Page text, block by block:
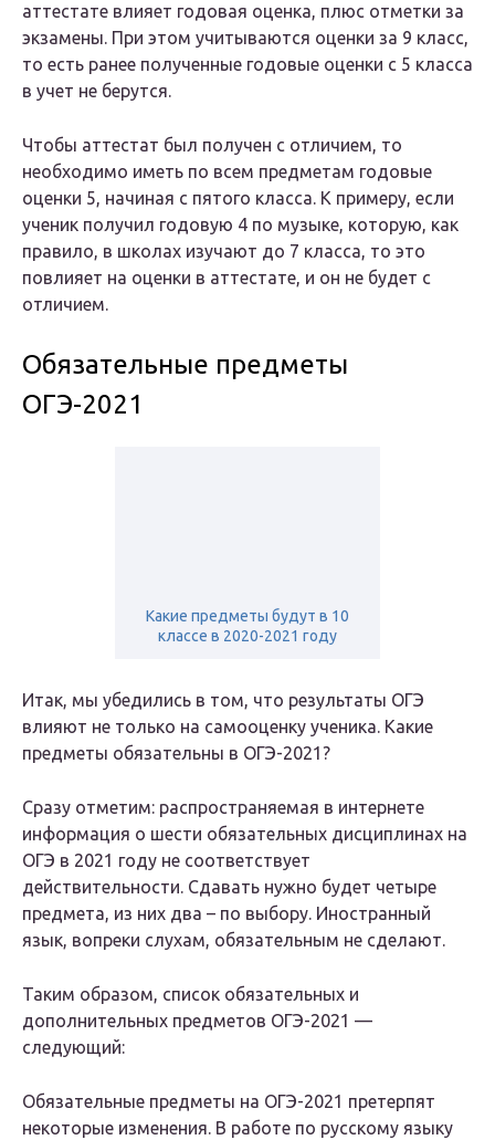
аттестате влияет годовая оценка, плюс отметки за
экзамены. При этом учитываются оценки за 9 класс,
то есть ранее полученные годовые оценки с 5 класса
в учет не берутся.
Чтобы аттестат был получен с отличием, то
необходимо иметь по всем предметам годовые
оценки 5, начиная с пятого класса. К примеру, если
ученик получил годовую 4 по музыке, которую, как
правило, в школах изучают до 7 класса, то это
повлияет на оценки в аттестате, и он не будет с
отличием.
Обязательные предметы
ОГЭ-2021
Какие предметы будут в 10
классе в 2020-2021 году
Итак, мы убедились в том, что результаты ОГЭ
влияют не только на самооценку ученика. Какие
предметы обязательны в ОГЭ-2021?
Сразу отметим: распространяемая в интернете
информация о шести обязательных дисциплинах на
ОГЭ в 2021 году не соответствует
действительности. Сдавать нужно будет четыре
предмета, из них два – по выбору. Иностранный
язык, вопреки слухам, обязательным не сделают.
Таким образом, список обязательных и
дополнительных предметов ОГЭ-2021 —
следующий:
Обязательные предметы на ОГЭ-2021 претерпят
некоторые изменения. В работе по русскому языку